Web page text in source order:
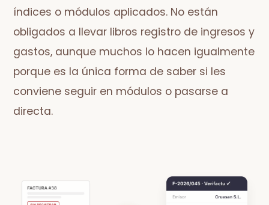
índices o módulos aplicados. No están
obligados a llevar libros registro de ingresos y
gastos, aunque muchos lo hacen igualmente
porque es la única forma de saber si les
conviene seguir en módulos o pasarse a
directa.